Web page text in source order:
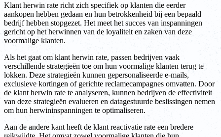
Klant herwin rate richt zich specifiek op klanten die eerder
aankopen hebben gedaan en hun betrokkenheid bij een bepaald
bedrijf hebben stopgezet. Het meet het succes van inspanningen
gericht op het herwinnen van de loyaliteit en zaken van deze
voormalige klanten.
Als het gaat om klant herwin rate, passen bedrijven vaak
verschillende strategieën toe om hun voormalige klanten terug te
lokken. Deze strategieën kunnen gepersonaliseerde e-mails,
exclusieve kortingen of gerichte reclamecampagnes omvatten. Door
de klant herwin rate te analyseren, kunnen bedrijven de effectiviteit
van deze strategieën evalueren en datagestuurde beslissingen nemen
om hun herwininspanningen te optimaliseren.
Aan de andere kant heeft de klant reactivatie rate een bredere